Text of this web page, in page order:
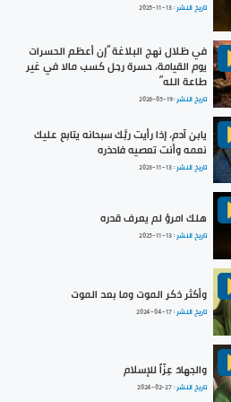
تاريخ النشر :2025-11-13
في ظلال نهج البلاغة ”إن أعظم الحسرات
يوم القيامة، حسرة رجل كسب مالا في غير
طاعة الله“
تاريخ النشر :2026-05-19
يابن آدم، إذا رأيت ربَّك سبحانه يتابع عليك
نعمه وأنت تعصيه فاحذره
تاريخ النشر :2023-11-13
هلك امرؤ لم يعرف قدره
تاريخ النشر :2025-11-13
وأكثر ذكر الموت وما بعد الموت
تاريخ النشر :2024-04-17
والجهادَ عِزّاً للإسلام
تاريخ النشر :2024-02-27